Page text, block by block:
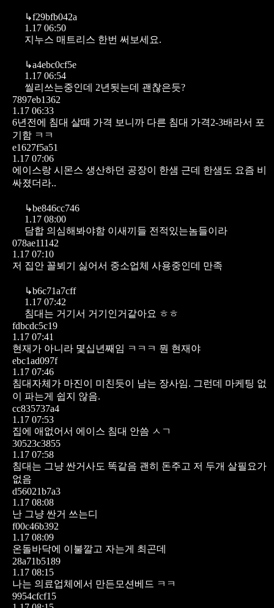
↳f29bfb042a
1.17 06:50
지누스 매트리스 한번 써보세요.
↳a4ebc0cf5e
1.17 06:54
씰리쓰는중인데 2년됫는데 괜찮은듯?
7897eb1362
1.17 06:33
6년전에 침대 살때 가격 보니까 다른 침대 가격2-3배라서 포
기함 ㅋㅋ
e1627f5a51
1.17 07:06
에이스랑 시몬스 생산하던 공장이 한샘 근데 한샘도 요즘 비
싸졌더라..
↳be846cc746
1.17 08:00
담합 의심해봐야함 이새끼들 전적있는놈들이라
078ae11142
1.17 07:10
저 집안 꼴뵈기 싫어서 중소업체 사용중인데 만족
↳b6c71a7cff
1.17 07:42
침대는 거기서 거기인거같아요 ㅎㅎ
fdbcdc5c19
1.17 07:41
현재가 아니라 몇십년째임 ㅋㅋㅋ 뭔 현재야
ebc1ad097f
1.17 07:46
침대자체가 마진이 미친듯이 남는 장사임. 그런데 마케팅 없
이 파는게 쉽지 않음.
cc835737a4
1.17 07:53
집에 애없어서 에이스 침대 안씀 ㅅㄱ
30523c3855
1.17 07:58
침대는 그냥 싼거사도 똑같음 괜히 돈주고 저 두개 살필요가
없음
d56021b7a3
1.17 08:08
난 그냥 싼거 쓰는디
f00c46b392
1.17 08:09
온돌바닥에 이불깔고 자는게 최곤데
28a71b5189
1.17 08:15
나는 의료업체에서 만든모션베드 ㅋㅋ
9954cfcf15